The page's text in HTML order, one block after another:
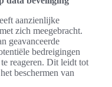
aanzienlijke
met zich meegebracht.
geavanceerde
bedreigingen
reageren. Dit leidt tot
beschermen van